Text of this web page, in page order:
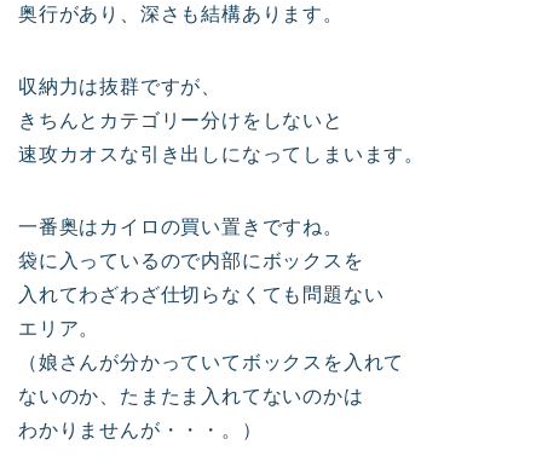
奥行があり、深さも結構あります。
収納力は抜群ですが、
きちんとカテゴリー分けをしないと
速攻カオスな引き出しになってしまいます。
一番奥はカイロの買い置きですね。
袋に入っているので内部にボックスを
入れてわざわざ仕切らなくても問題ない
エリア。
（娘さんが分かっていてボックスを入れて
ないのか、たまたま入れてないのかは
わかりませんが・・・。）